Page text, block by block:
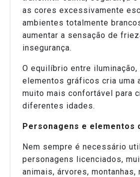
as cores excessivamente
ambientes totalmente
aumentar a sensação de
insegurança.
O equilíbrio entre iluminação,
elementos gráficos cria uma
muito mais confortável para
diferentes idades.
Personagens e elementos
Nem sempre é necessário
personagens licenciados,
animais, árvores, montanhas,